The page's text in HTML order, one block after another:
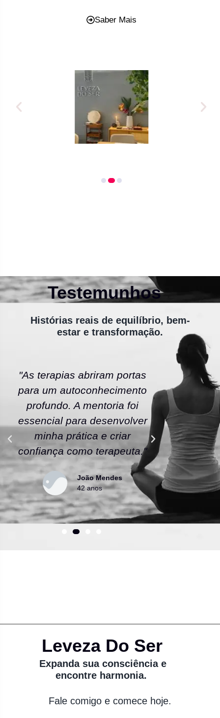
Saber Mais
Testemunhos
Histórias reais de equilíbrio, bem-
estar e transformação.
"As terapias abriram portas
para um autoconhecimento
profundo. A mentoria foi
essencial para desenvolver
minha prática e criar
confiança como terapeuta."
João Mendes
42 anos
"A
escola
As
uma
Leveza Do Ser
Expanda sua consciência e
encontre harmonia.
Fale comigo e comece hoje.